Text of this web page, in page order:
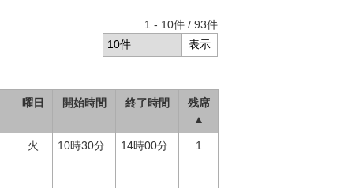
1 - 10件 / 93件
曜日 開始時間 終了時間
残席
▲
火 10時30分 14時00分 1